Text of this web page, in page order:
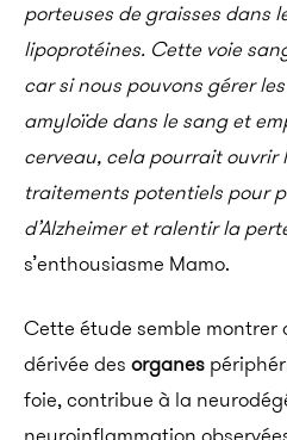
porteuses de graisses dans
lipoprotéines. Cette voie
car si nous pouvons gérer
amyloïde dans le sang et
cerveau, cela pourrait ouvrir
traitements potentiels pour
d’Alzheimer et ralentir la
s’enthousiasme Mamo.
Cette étude semble montrer
dérivée des organes
foie, contribue à la